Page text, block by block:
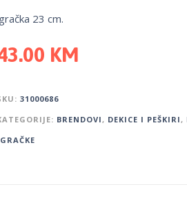
23 cm.
KM
31000686
BRENDOVI, DEKICE I PEŠKIRI,